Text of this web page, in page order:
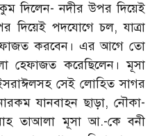
দিলেন- নদীর উপর দিয়েই
দিয়েই পদযোগে চল, যাত্রা
করবেন। এর আগে তো
হেফাজত করেছিলেন। মূসা
সেই লোহিত সাগর
যানবাহন ছাড়া, নৌকা-
তাআলা মূসা আ.-কে বনী